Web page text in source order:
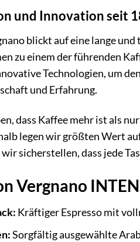
und Innovation seit
blickt auf eine lange
zu einem der führenden
Technologien, um
und Erfahrung.
dass Kaffee mehr ist als
legen wir größten Wert
wir sicherstellen, dass jede
Vergnano
Kräftiger Espresso mit
Sorgfältig ausgewählte